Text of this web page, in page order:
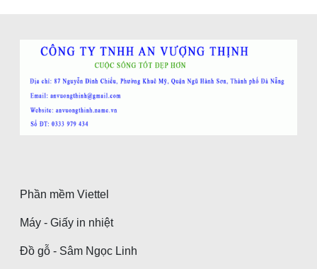
Phần mềm Viettel
Máy - Giấy in nhiệt
Đồ gỗ - Sâm Ngọc Linh